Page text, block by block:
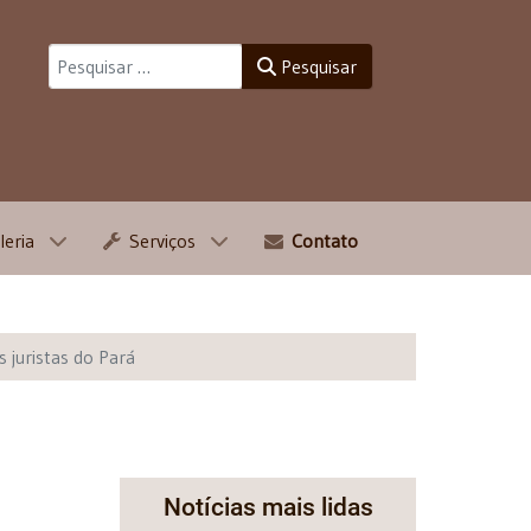
Pesquisar
Serviços Contato
juristas do Pará
Notícias mais lidas